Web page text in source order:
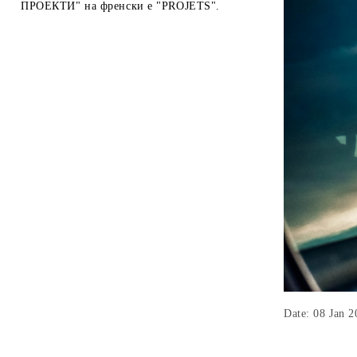
ПРОЕКТИ" на френски е "PROJETS".
Date: 08 Jan